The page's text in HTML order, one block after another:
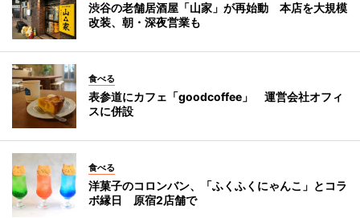
渋谷の老舗居酒屋「山家」が再始動 本店を大規模
改装、朝・深夜営業も
食べる
表参道にカフェ「goodcoffee」 運営会社オフィ
スに併設
食べる
洋菓子のコロンバン、「ふくふくにゃんこ」とコラ
ボ縁日 原宿2店舗で